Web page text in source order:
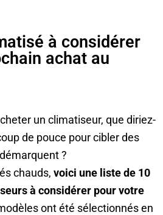
à considérer
achat au
un climatiseur, que diriez-
de pouce pour cibler des
?
chauds, voici une liste de 10
à considérer pour votre
ont été sélectionnés en